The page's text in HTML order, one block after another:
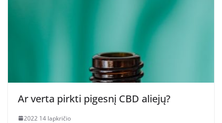
Ar verta pirkti pigesnį CBD aliejų?
2022 14 lapkričio